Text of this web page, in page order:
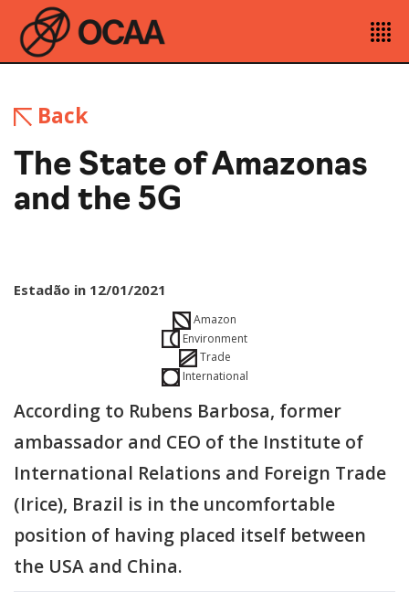
Back
The State of Amazonas
and the 5G
Estadão in 12/01/2021
Amazon
Environment
Trade
International
According to Rubens Barbosa, former
ambassador and CEO of the Institute of
International Relations and Foreign Trade
(Irice), Brazil is in the uncomfortable
position of having placed itself between
the USA and China.